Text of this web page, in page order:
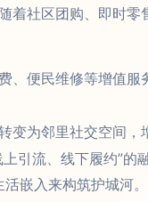
着社区团购、即时零
便民维修等增值服
为邻里社交空间，
引流、线下履约”的融
嵌入来构筑护城河。